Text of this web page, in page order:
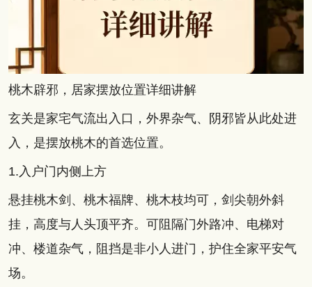
桃木辟邪，居家摆放位置详细讲解
玄关是家宅气流出入口，外界杂气、阴邪皆从此处进
入，是摆放桃木的首选位置。
1.入户门内侧上方
悬挂桃木剑、桃木福牌、桃木枝均可，剑尖朝外斜
挂，高度与人头顶平齐。可阻隔门外路冲、电梯对
冲、楼道杂气，阻挡是非小人进门，护住全家平安气
场。